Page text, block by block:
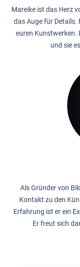
Mareike ist das Herz
das Auge für Details.
euren Kunstwerken.
und sie
Als Gründer von
Kontakt zu den
Erfahrung ist er ein
Er freut sich